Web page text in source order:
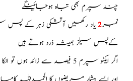
چند سپرم بھی تباه ہوجائینگے
نمبر2یاد رکھیں آتشکی زہر کے پس
کےپس سیلز ہمیشہ ذرد ہوتے ہیں
اگر ایکٹو سپرم 5 فیصد سے زائد ہوں تو انکا علاج بہت آسان ہے